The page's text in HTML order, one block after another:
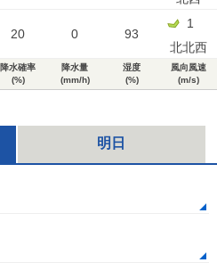
20 0 93
1
北北西
降水確率
(%)
降水量
(mm/h)
湿度
(%)
風向風速
(m/s)
明日